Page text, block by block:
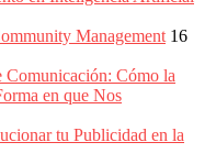
Management 16
Cómo la
en que Nos
tu Publicidad en la